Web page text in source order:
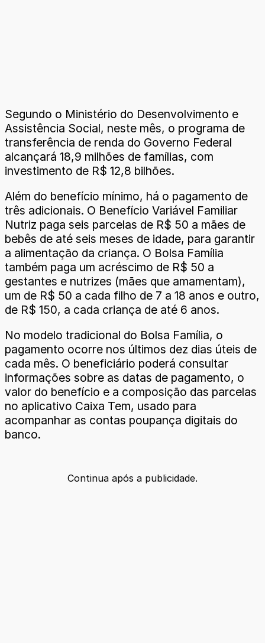
Segundo o Ministério do Desenvolvimento e
Assistência Social, neste mês, o programa de
transferência de renda do Governo Federal
alcançará 18,9 milhões de famílias, com
investimento de R$ 12,8 bilhões.
Além do benefício mínimo, há o pagamento de
três adicionais. O Benefício Variável Familiar
Nutriz paga seis parcelas de R$ 50 a mães de
bebês de até seis meses de idade, para garantir
a alimentação da criança. O Bolsa Família
também paga um acréscimo de R$ 50 a
gestantes e nutrizes (mães que amamentam),
um de R$ 50 a cada filho de 7 a 18 anos e outro,
de R$ 150, a cada criança de até 6 anos.
No modelo tradicional do Bolsa Família, o
pagamento ocorre nos últimos dez dias úteis de
cada mês. O beneficiário poderá consultar
informações sobre as datas de pagamento, o
valor do benefício e a composição das parcelas
no aplicativo Caixa Tem, usado para
acompanhar as contas poupança digitais do
banco.
Continua após a publicidade.